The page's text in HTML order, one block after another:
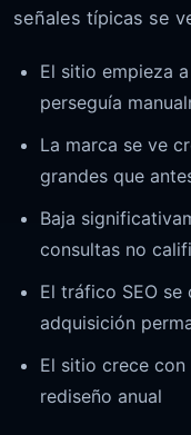
señales típicas se
El sitio empieza
perseguía
La marca se ve
grandes que
Baja
consultas no
El tráfico SEO
adquisición
El sitio crece
rediseño anual